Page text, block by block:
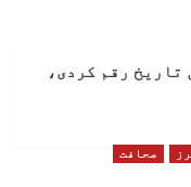
تاریخ رقم کردی،
صحافت